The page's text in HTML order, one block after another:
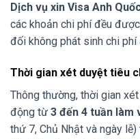
Dịch vụ xin Visa Anh
các khoản chi phí đều
đối không phát sinh chi
Thời gian xét duyệt tiêu
Thông thường, thời gian
động từ 3 đến 4 tuần làm
thứ 7, Chủ Nhật và ngày